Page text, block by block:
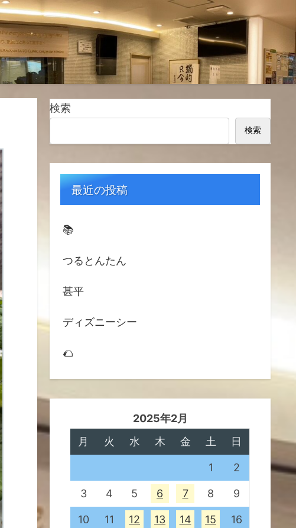
検索
検索
最近の投稿
📚️
つるとんたん
甚平
ディズニーシー
🌮
2025年2月
月
火 水 木 金 土 日
1 2
3 4 5 6 7 8 9
10 11 12 13 14 15 16